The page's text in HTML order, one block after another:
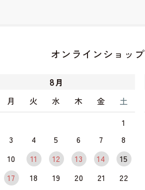
オンラインショップ
8月
月 火 水 木 金
土
1
3 4 5 6 7
8
10 11 12 13 14
15
17 18 19 20 21
22